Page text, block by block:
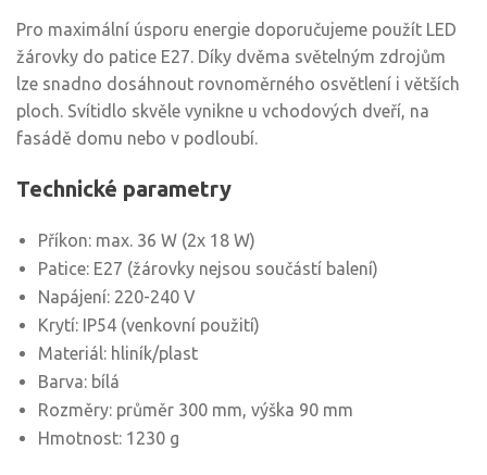
Pro maximální úsporu energie doporučujeme použít LED
žárovky do patice E27. Díky dvěma světelným zdrojům
lze snadno dosáhnout rovnoměrného osvětlení i větších
ploch. Svítidlo skvěle vynikne u vchodových dveří, na
fasádě domu nebo v podloubí.
Technické parametry
Příkon: max. 36 W (2x 18 W)
Patice: E27 (žárovky nejsou součástí balení)
Napájení: 220-240 V
Krytí: IP54 (venkovní použití)
Materiál: hliník/plast
Barva: bílá
Rozměry: průměr 300 mm, výška 90 mm
Hmotnost: 1230 g